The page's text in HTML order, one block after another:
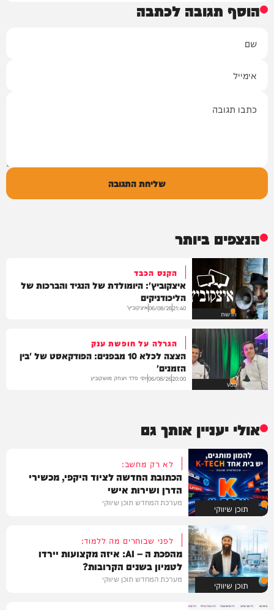
הוסף תגובה לכתבה
שליחת התגובה
הנצפים ביותר
חדשות
הקנס הכבד
איצקוביץ': היומולדת של הנגיד והברכות של
הליכודניקים
21:40
06/08/26איצקוביץ'
VOD
הגרלה על חופשת ענק
הצצה לכלא 10 מבפנים: הפודקאסט של 'בין
הזמנים'
20:00
06/08/26יוסי פלד ויצחק מושקוביץ
אולי יעניין אותך גם
תוכן שיווקי
לא רק מחשב:
הכתובת החדשה לציוד היקפי, מכשירי
הדרן ושירות אישי
מערכת המחדש תוכן שיווקי
תוכן שיווקי
לפני שבוחרים מה ללמוד:
מהפכת ה – AI: איזה מקצועות יירדו
לטמיון בשנים הקרובות?
מערכת המחדש תוכן שיווקי